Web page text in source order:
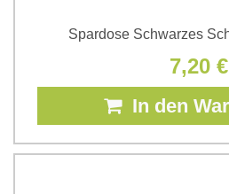
Spardose Schwarzes
7,20 €
In den